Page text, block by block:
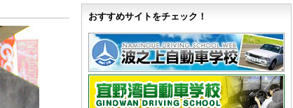
おすすめサイトをチェック！